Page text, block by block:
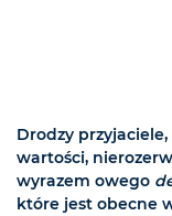
Drodzy
wartości,
wyrazem owego
które jest obecne